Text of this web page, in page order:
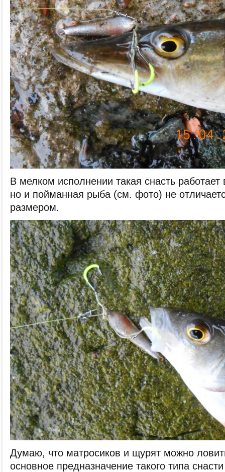
В мелком исполнении такая снасть
но и пойманная рыба (см. фото) не
размером.
Думаю, что матросиков и щурят можно
основное предназначение такого типа